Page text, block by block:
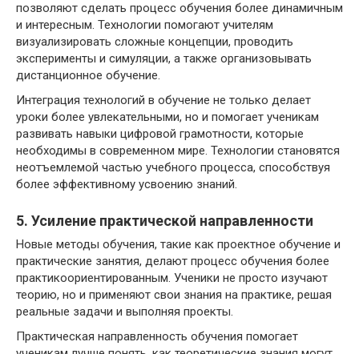
позволяют сделать процесс обучения более динамичным
и интересным. Технологии помогают учителям
визуализировать сложные концепции, проводить
эксперименты и симуляции, а также организовывать
дистанционное обучение.
Интеграция технологий в обучение не только делает
уроки более увлекательными, но и помогает ученикам
развивать навыки цифровой грамотности, которые
необходимы в современном мире. Технологии становятся
неотъемлемой частью учебного процесса, способствуя
более эффективному усвоению знаний.
5. Усиление практической направленности
Новые методы обучения, такие как проектное обучение и
практические занятия, делают процесс обучения более
практикоориентированным. Ученики не просто изучают
теорию, но и применяют свои знания на практике, решая
реальные задачи и выполняя проекты.
Практическая направленность обучения помогает